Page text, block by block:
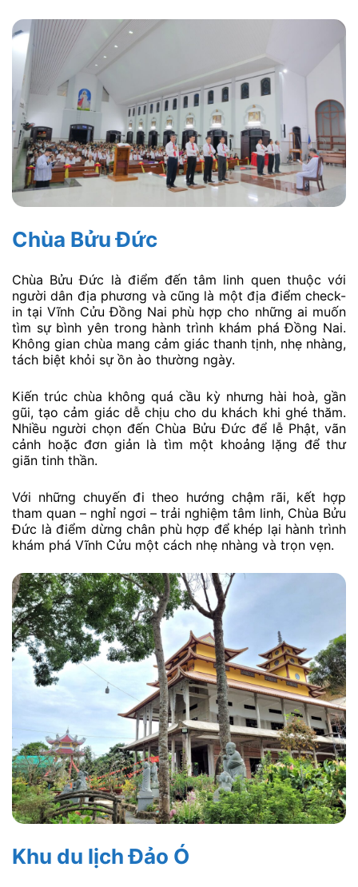
Chùa Bửu Đức
Chùa Bửu Đức là điểm đến tâm linh quen thuộc với
người dân địa phương và cũng là một địa điểm check-
in tại Vĩnh Cửu Đồng Nai phù hợp cho những ai muốn
tìm sự bình yên trong hành trình khám phá Đồng Nai.
Không gian chùa mang cảm giác thanh tịnh, nhẹ nhàng,
tách biệt khỏi sự ồn ào thường ngày.
Kiến trúc chùa không quá cầu kỳ nhưng hài hoà, gần
gũi, tạo cảm giác dễ chịu cho du khách khi ghé thăm.
Nhiều người chọn đến Chùa Bửu Đức để lễ Phật, vãn
cảnh hoặc đơn giản là tìm một khoảng lặng để thư
giãn tinh thần.
Với những chuyến đi theo hướng chậm rãi, kết hợp
tham quan – nghỉ ngơi – trải nghiệm tâm linh, Chùa Bửu
Đức là điểm dừng chân phù hợp để khép lại hành trình
khám phá Vĩnh Cửu một cách nhẹ nhàng và trọn vẹn.
Khu du lịch Đảo Ó